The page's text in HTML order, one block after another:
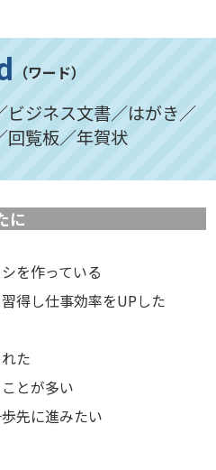
（ワード）
ビジネス文書／はがき／
回覧板／年賀状
に
を作っている
得し仕事効率をUPした
た
とが多い
先に進みたい